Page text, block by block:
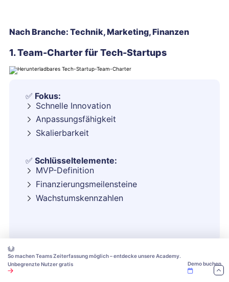
Nach Branche: Technik, Marketing, Finanzen
1. Team-Charter für Tech-Startups
✅ Fokus:
Schnelle Innovation
Anpassungsfähigkeit
Skalierbarkeit
✅ Schlüsseltelemente:
MVP-Definition
Finanzierungsmeilensteine
Wachstumskennzahlen
So machen Teams Zeiterfassung möglich – entdecke unsere Academy.
Unbegrenzte Nutzer gratis
Demo buchen